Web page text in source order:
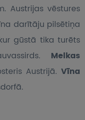
Austrijas vēstures
darītāju pilsētiņa
gūstā tika turēts
Melkas
Austrijā.Vīna